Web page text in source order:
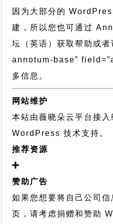
因为大部分的
建，所以您也可通过
坛
（英语）获取帮助或
annotum-base”
多信息。
网站维护
本站由薇晓朵云平台接
WordPress 技术支持 。
推荐资源
赞助广告
如果您想要将自己公司
页，请考虑捐赠和赞助